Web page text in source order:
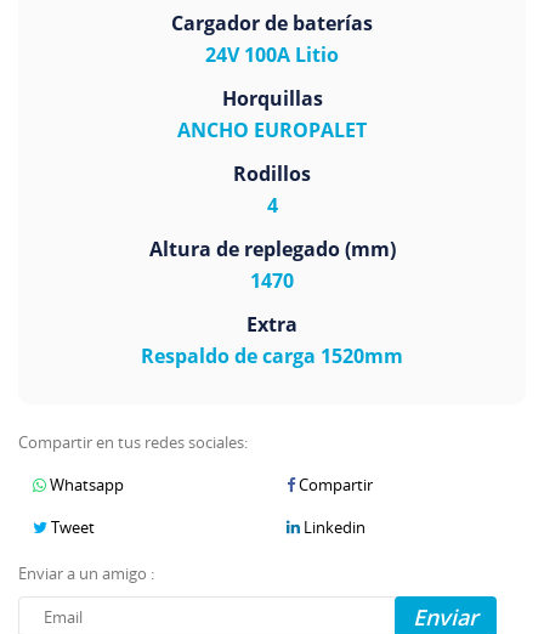
Cargador de baterías
24V 100A Litio
Horquillas
ANCHO EUROPALET
Rodillos
4
Altura de replegado (mm)
1470
Extra
Respaldo de carga 1520mm
Compartir en tus redes sociales:
Whatsapp
Compartir
Tweet
Linkedin
Enviar a un amigo :
Enviar